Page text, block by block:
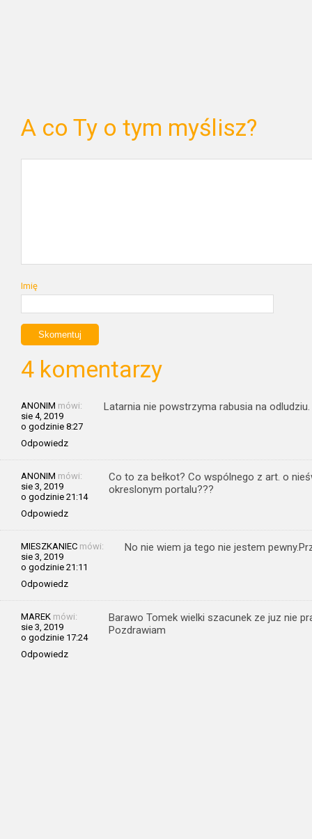
A co Ty o tym myślisz?
Imię
4 komentarzy
ANONIM mówi:
sie 4, 2019
o godzinie 8:27
Odpowiedz
Latarnia nie powstrzyma rabusia na
ANONIM mówi:
sie 3, 2019
o godzinie 21:14
Odpowiedz
Co to za bełkot? Co wspólnego z art. o
okreslonym portalu???
MIESZKANIEC mówi:
sie 3, 2019
o godzinie 21:11
Odpowiedz
No nie wiem ja tego nie jestem
MAREK mówi:
sie 3, 2019
o godzinie 17:24
Odpowiedz
Barawo Tomek wielki szacunek ze juz nie
Pozdrawiam